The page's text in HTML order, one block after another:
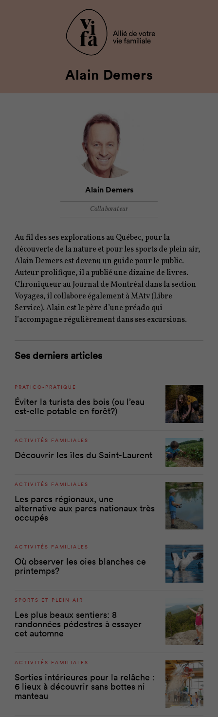
Alain Demers
Alain Demers
Collaborateur
Au fil des ses explorations au Québec, pour la
découverte de la nature et pour les sports de plein air,
Alain Demers est devenu un guide pour le public.
Auteur prolifique, il a publié une dizaine de livres.
Chroniqueur au Journal de Montréal dans la section
Voyages, il collabore également à MAtv (Libre
Service). Alain est le père d’une préado qui
l’accompagne régulièrement dans ses excursions.
Ses derniers articles
PRATICO-PRATIQUE
Éviter la turista des bois (ou l’eau
est-elle potable en forêt?)
ACTIVITÉS FAMILIALES
Découvrir les îles du Saint-Laurent
ACTIVITÉS FAMILIALES
Les parcs régionaux, une
alternative aux parcs nationaux très
occupés
ACTIVITÉS FAMILIALES
Où observer les oies blanches ce
printemps?
SPORTS ET PLEIN AIR
Les plus beaux sentiers: 8
randonnées pédestres à essayer
cet automne
ACTIVITÉS FAMILIALES
Sorties intérieures pour la relâche :
6 lieux à découvrir sans bottes ni
manteau